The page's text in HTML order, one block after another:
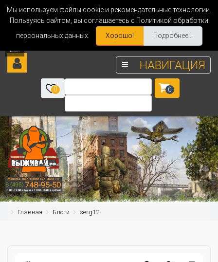
Мы используем файлы cookie и рекомендательные технологии.
Пользуясь сайтом, вы соглашаетесь с Политикой обработки
персональных данных.
Хорошо! Подробнее...
НАВИГАЦИЯ
0 0
Главная Блоги serg12